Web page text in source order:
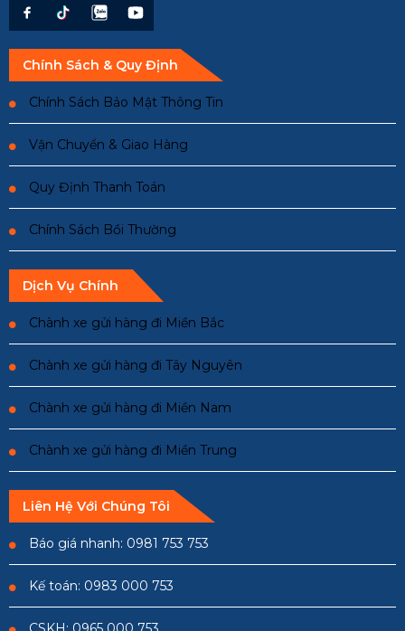
Chính Sách & Quy Định
Chính Sách Bảo Mật Thông Tin
Vận Chuyển & Giao Hàng
Quy Định Thanh Toán
Chính Sách Bồi Thường
Dịch Vụ Chính
Chành xe gửi hàng đi Miền Bắc
Chành xe gửi hàng đi Tây Nguyên
Chành xe gửi hàng đi Miền Nam
Chành xe gửi hàng đi Miền Trung
Liên Hệ Với Chúng Tôi
Báo giá nhanh: 0981 753 753
Kế toán: 0983 000 753